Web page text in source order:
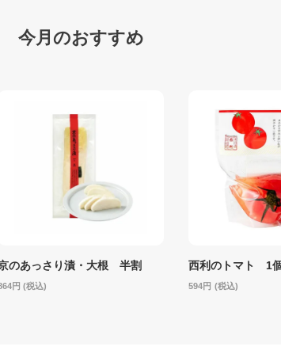
今月のおすすめ
のあっさり漬・大根 半割
(税込)
西利のトマト 1
594 (税込)